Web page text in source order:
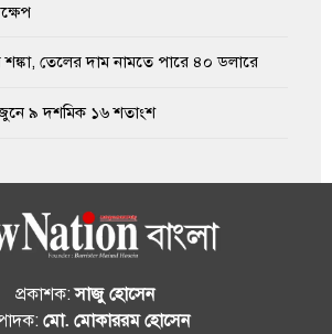
তেলের দাম নামতে পারে ৪০ ডলারে
৯ দশমিক ১৬ শতাংশ
প্রকাশক:সাজু হোসেন
মো. মোকাররম হোসেন